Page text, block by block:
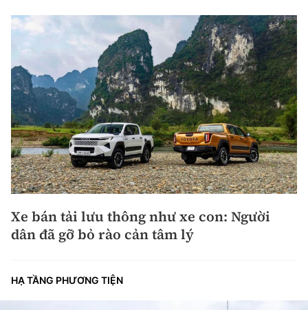
Xe bán tải lưu thông như xe con: Người
dân đã gỡ bỏ rào cản tâm lý
HẠ TẦNG PHƯƠNG TIỆN